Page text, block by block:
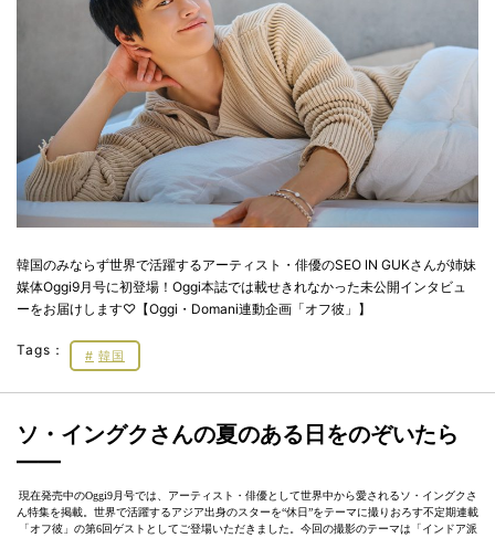
韓国のみならず世界で活躍するアーティスト・俳優のSEO IN GUKさんが姉妹
媒体Oggi9月号に初登場！Oggi本誌では載せきれなかった未公開インタビュ
ーをお届けします♡【Oggi・Domani連動企画「オフ彼」】
Tags： 韓国
ソ・イングクさんの夏のある日をのぞいたら
――
現在発売中のOggi9月号では、アーティスト・俳優として世界中から愛されるソ・イングクさ
ん特集を掲載。世界で活躍するアジア出身のスターを“休日”をテーマに撮りおろす不定期連載
「オフ彼」の第6回ゲストとしてご登場いただきました。今回の撮影のテーマは「インドア派